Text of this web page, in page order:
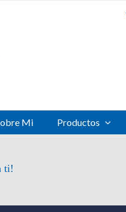
Mi Productos
ti!